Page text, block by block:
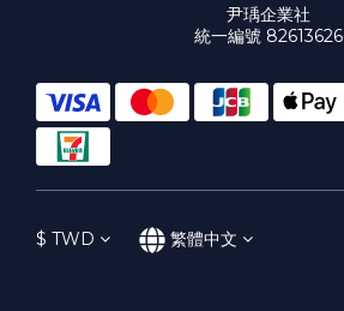
尹瑀企業社
統一編號 82613626
$ TWD 繁體中文